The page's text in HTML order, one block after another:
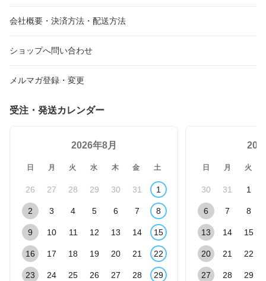
ニカーケース フィギュア
クリア ケース 組み立て
ス フィギュア 透明 クリ
ア ケース 組み立て式 持
会社概要・決済方法・配送方法
ショップへ問い合わせ
メルマガ登録・変更
受注・発送カレンダー
2026年8月
日 月 火 水 木 金 土
26 27 28 29 30 31 1
2 3 4 5 6 7 8
9 10 11 12 13 14 15
16 17 18 19 20 21 22
23 24 25 26 27 28 29
日 月 火
30 31 1
6 7 8
13 14 15
20 21 22
27 28 29